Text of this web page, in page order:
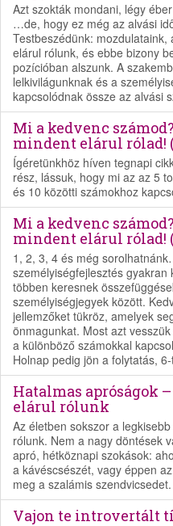
Azt szokták mondani, légy
…de, hogy ez még az alvási
Testbeszédünk:
elárul rólunk, és ebbe bizony
pozícióban alszunk. A
lelkivilágunknak és a
kapcsolódnak össze az alvási
Mi a kedvenc
mindent elárul rólad!
Ígéretünkhöz híven tegnapi
rész, lássuk, hogy mi az az 5
és 10 közötti számokhoz
Mi a kedvenc
mindent elárul rólad!
1, 2, 3, 4 és még
személyiségfejlesztés
többen keresnek
személyiségjegyek között.
jellemzőket tükröz, amelyek
önmagunkat. Most azt
a különböző számokkal
Holnap pedig jön a folytatás,
Hatalmas apróságok
elárul rólunk
Az életben sokszor a
rólunk. Nem a nagy döntések
apró, hétköznapi szokások:
a kávéscsészét, vagy éppen
meg a szalámis szendvicsedet.
Vajon te introvertált